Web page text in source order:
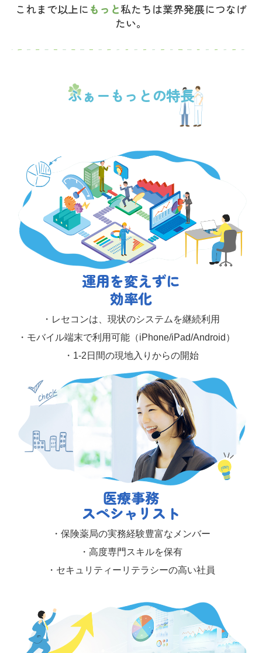
これまで以上にもっと私たちは業界発展につなげ
たい。
ふぁーもっとの特長
運用を変えずに
効率化
・レセコンは、現状のシステムを継続利用
・モバイル端末で利用可能（iPhone/iPad/Android）
・1‐2日間の現地入りからの開始
医療事務
スペシャリスト
・保険薬局の実務経験豊富なメンバー
・高度専門スキルを保有
・セキュリティーリテラシーの高い社員